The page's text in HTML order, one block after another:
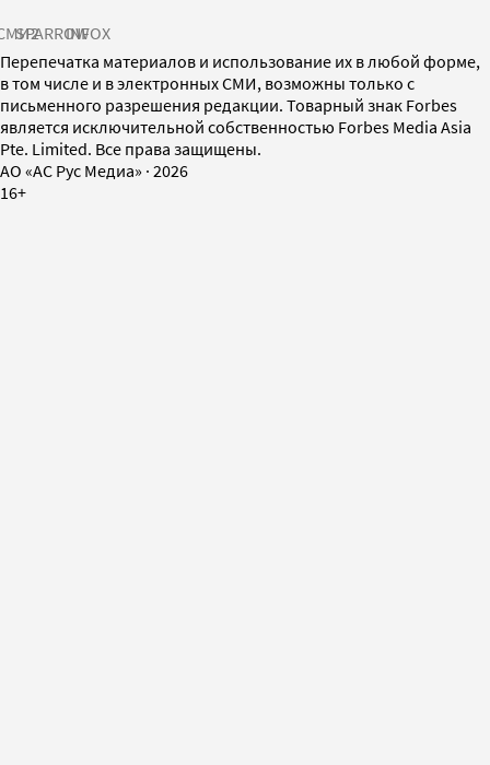
SPARROWINFOX
Перепечатка материалов и использование их в любой форме,
в том числе и в электронных СМИ, возможны только с
письменного разрешения редакции. Товарный знак Forbes
является исключительной собственностью Forbes Media Asia
Pte. Limited. Все права защищены.
AO «АС Рус Медиа» · 2026
16+